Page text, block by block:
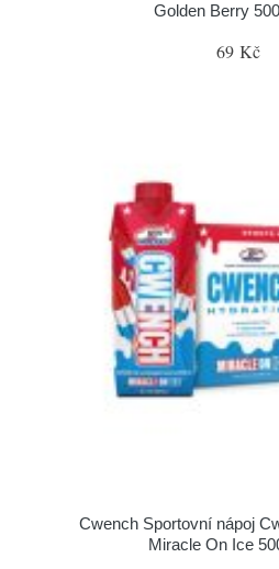
Golden Berry
69 Kč
Cwench Sportovní nápoj
Miracle On Ice